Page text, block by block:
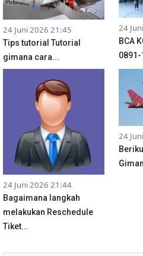
24 Juni 2026 21:45
Tips tutorial Tutorial
gimana cara...
24
BCA
0891-
24 Juni 2026 21:44
Bagaimana langkah
melakukan Reschedule
Tiket...
24